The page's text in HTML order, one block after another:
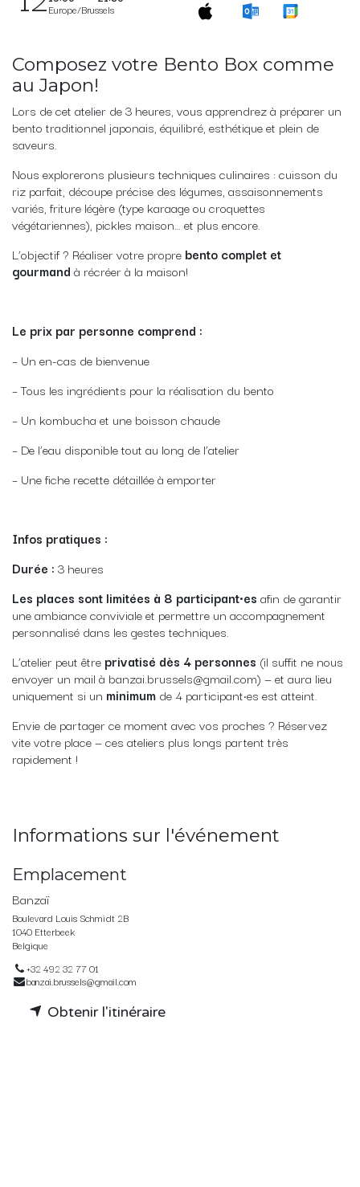
Europe/Brussels
Composez votre Bento Box comme
au Japon!
Lors de cet atelier de 3 heures, vous apprendrez à préparer un
bento traditionnel japonais, équilibré, esthétique et plein de
saveurs.
Nous explorerons plusieurs techniques culinaires : cuisson du
riz parfait, découpe précise des légumes, assaisonnements
variés, friture légère (type karaage ou croquettes
végétariennes), pickles maison… et plus encore.
L’objectif ? Réaliser votre propre bento complet et
gourmand à récréer à la maison!
Le prix par personne comprend :
– Un en-cas de bienvenue
– Tous les ingrédients pour la réalisation du bento
– Un kombucha et une boisson chaude
– De l’eau disponible tout au long de l’atelier
– Une fiche recette détaillée à emporter
Infos pratiques :
Durée : 3 heures
Les places sont limitées à 8 participant·es afin de garantir
une ambiance conviviale et permettre un accompagnement
personnalisé dans les gestes techniques.
L’atelier peut être privatisé dès 4 personnes (il suffit ne nous
envoyer un mail à banzai.brussels@gmail.com) — et aura lieu
uniquement si un minimum de 4 participant·es est atteint.
Envie de partager ce moment avec vos proches ? Réservez
vite votre place — ces ateliers plus longs partent très
rapidement !
Informations sur l'événement
Emplacement
Banzaï
Boulevard Louis Schmidt 2B
1040 Etterbeek
Belgique
+32 492 32 77 01
banzai.brussels@gmail.com
Obtenir l'itinéraire